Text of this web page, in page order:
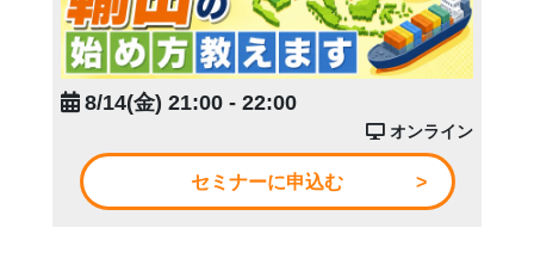
8/14(金) 21:00 - 22:00
オンライン
セミナーに申込む